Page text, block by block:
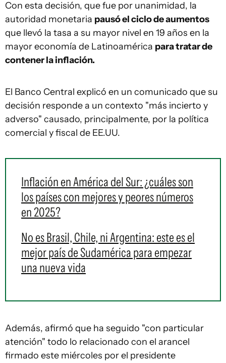
Con esta decisión, que fue por unanimidad, la
autoridad monetaria pausó el ciclo de aumentos
que llevó la tasa a su mayor nivel en 19 años en la
mayor economía de Latinoamérica para tratar de
contener la inflación.
El Banco Central explicó en un comunicado que su
decisión responde a un contexto "más incierto y
adverso" causado, principalmente, por la política
comercial y fiscal de EE.UU.
Inflación en América del Sur: ¿cuáles son
los países con mejores y peores números
en 2025?
No es Brasil, Chile, ni Argentina: este es el
mejor país de Sudamérica para empezar
una nueva vida
Además, afirmó que ha seguido "con particular
atención" todo lo relacionado con el arancel
firmado este miércoles por el presidente